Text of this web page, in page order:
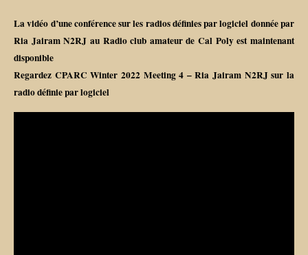
La vidéo d’une conférence sur les radios définies par logiciel donnée par
Ria Jairam N2RJ au Radio club amateur de Cal Poly est maintenant
disponible
Regardez CPARC Winter 2022 Meeting 4 – Ria Jairam N2RJ sur la
radio définie par logiciel